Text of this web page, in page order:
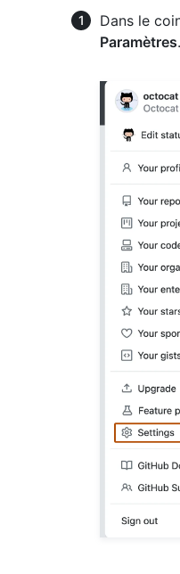
Dans le
Paramètres.